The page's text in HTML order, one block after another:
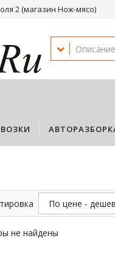
2 (магазин Нож-мясо)
не найдены